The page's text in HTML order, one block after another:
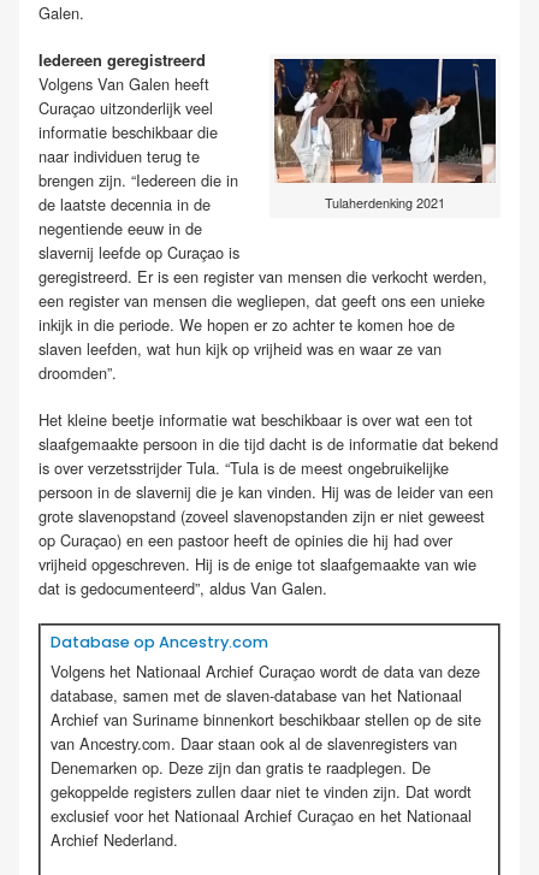
Galen.
Tulaherdenking 2021
Iedereen geregistreerd
Volgens Van Galen heeft
Curaçao uitzonderlijk veel
informatie beschikbaar die
naar individuen terug te
brengen zijn. “Iedereen die in
de laatste decennia in de
negentiende eeuw in de
slavernij leefde op Curaçao is
geregistreerd. Er is een register van mensen die verkocht werden,
een register van mensen die wegliepen, dat geeft ons een unieke
inkijk in die periode. We hopen er zo achter te komen hoe de
slaven leefden, wat hun kijk op vrijheid was en waar ze van
droomden”.
Het kleine beetje informatie wat beschikbaar is over wat een tot
slaafgemaakte persoon in die tijd dacht is de informatie dat bekend
is over verzetsstrijder Tula. “Tula is de meest ongebruikelijke
persoon in de slavernij die je kan vinden. Hij was de leider van een
grote slavenopstand (zoveel slavenopstanden zijn er niet geweest
op Curaçao) en een pastoor heeft de opinies die hij had over
vrijheid opgeschreven. Hij is de enige tot slaafgemaakte van wie
dat is gedocumenteerd”, aldus Van Galen.
Database op Ancestry.com
Volgens het Nationaal Archief Curaçao wordt de data van deze
database, samen met de slaven-database van het Nationaal
Archief van Suriname binnenkort beschikbaar stellen op de site
van Ancestry.com. Daar staan ook al de slavenregisters van
Denemarken op. Deze zijn dan gratis te raadplegen. De
gekoppelde registers zullen daar niet te vinden zijn. Dat wordt
exclusief voor het Nationaal Archief Curaçao en het Nationaal
Archief Nederland.